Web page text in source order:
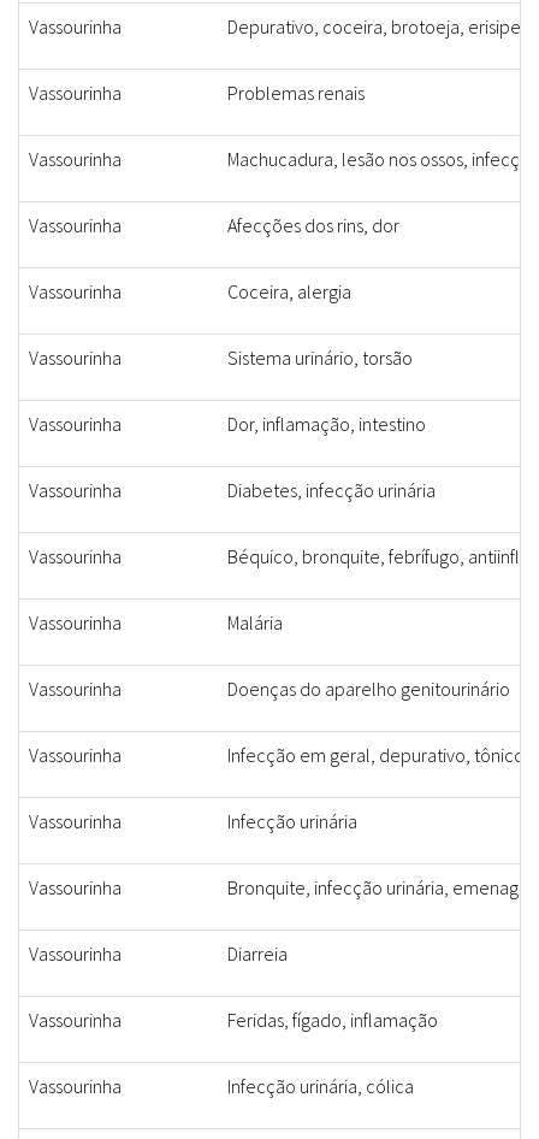
Vassourinha Depurativo, coceira, brotoeja,
Vassourinha Problemas renais
Vassourinha Machucadura, lesão nos ossos,
Vassourinha Afecções dos rins, dor
Vassourinha Coceira, alergia
Vassourinha Sistema urinário, torsão
Vassourinha Dor, inflamação, intestino
Vassourinha Diabetes, infecção urinária
Vassourinha Béquico, bronquite, febrífugo,
Vassourinha Malária
Vassourinha Doenças do aparelho genitourinário
Vassourinha Infecção em geral, depurativo, tônico
Vassourinha Infecção urinária
Vassourinha Bronquite, infecção urinária,
Vassourinha Diarreia
Vassourinha Feridas, fígado, inflamação
Vassourinha Infecção urinária, cólica